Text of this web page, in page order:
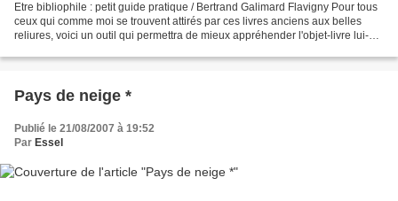
Etre bibliophile : petit guide pratique / Bertrand Galimard Flavigny Pour tous
ceux qui comme moi se trouvent attirés par ces livres anciens aux belles
reliures, voici un outil qui permettra de mieux appréhender l'objet-livre lui-
Pays de neige *
Publié le 21/08/2007 à 19:52
Par Essel